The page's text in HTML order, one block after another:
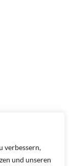
verbessern,
und unseren